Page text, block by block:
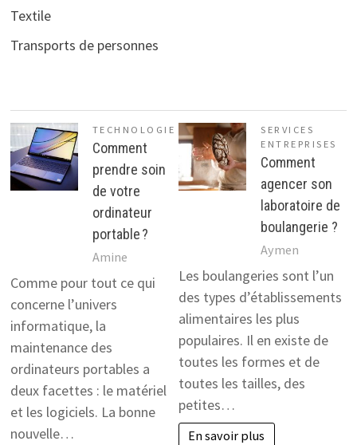
Textile
Transports de personnes
TECHNOLOGIE
Comment
prendre soin
de votre
ordinateur
portable ?
Amine
Comme pour tout ce qui
concerne l’univers
informatique, la
maintenance des
ordinateurs portables a
deux facettes : le matériel
et les logiciels. La bonne
nouvelle…
SERVICES
ENTREPRISES
Comment
agencer son
laboratoire de
boulangerie ?
Aymen
Les boulangeries sont l’un
des types d’établissements
alimentaires les plus
populaires. Il en existe de
toutes les formes et de
toutes les tailles, des
petites…
En savoir plus